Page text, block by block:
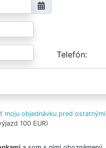
Telefón
moju objednávku pred ostatnými
100 EUR)